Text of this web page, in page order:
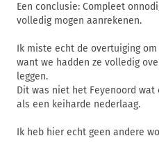
Een conclusie: Compleet
volledig mogen aanrekenen.
Ik miste echt de overtuiging
want we hadden ze volledig
leggen.
Dit was niet het Feyenoord
als een keiharde nederlaag.
Ik heb hier echt geen andere